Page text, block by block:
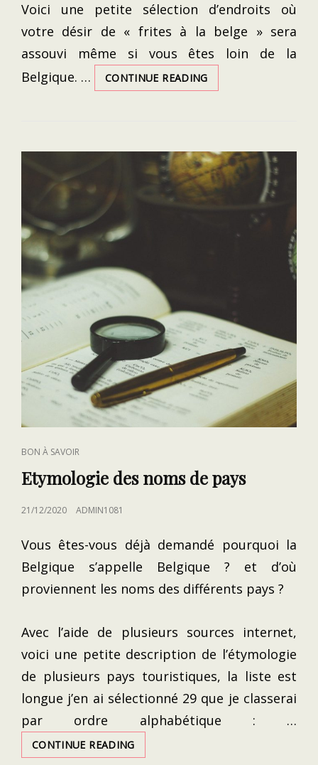
Voici une petite sélection d’endroits où
votre désir de « frites à la belge » sera
assouvi même si vous êtes loin de la
Belgique. …
CONTINUE READINGMANGER
DES
TRAVERS
LE
MONDE
CAT
LINKS
BON À SAVOIR
Etymologie des noms de pays
POSTED
21/12/2020 ADMIN1081
Vous êtes-vous déjà demandé pourquoi la
Belgique s’appelle Belgique ? et d’où
proviennent les noms des différents pays ?
Avec l’aide de plusieurs sources internet,
voici une petite description de l’étymologie
de plusieurs pays touristiques, la liste est
longue j’en ai sélectionné 29 que je classerai
par ordre alphabétique : …
CONTINUE READINGETYMOLOGIE
DES